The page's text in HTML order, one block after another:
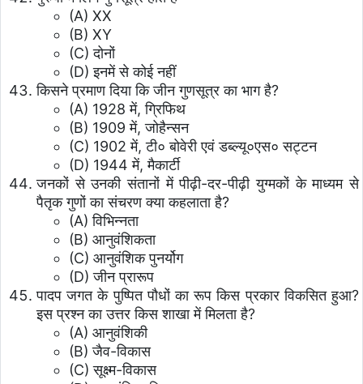
(A) XX
(B) XY
(C) दोनों
(D) इनमें से कोई नहीं
किसने प्रमाण दिया कि जीन गुणसूत्र का भाग है?
(A) 1928 में, ग्रिफिथ
(B) 1909 में, जोहैन्सन
(C) 1902 में, टी० बोवेरी एवं डब्ल्यू०एस० सट्टन
(D) 1944 में, मैकार्टी
जनकों से उनकी संतानों में पीढ़ी-दर-पीढ़ी युग्मकों के माध्यम से
पैतृक गुणों का संचरण क्या कहलाता है?
(A) विभिन्नता
(B) आनुवंशिकता
(C) आनुवंशिक पुनर्योग
(D) जीन प्रारूप
पादप जगत के पुष्पित पौधों का रूप किस प्रकार विकसित हुआ?
इस प्रश्न का उत्तर किस शाखा में मिलता है?
(A) आनुवंशिकी
(B) जैव-विकास
(C) सूक्ष्म-विकास